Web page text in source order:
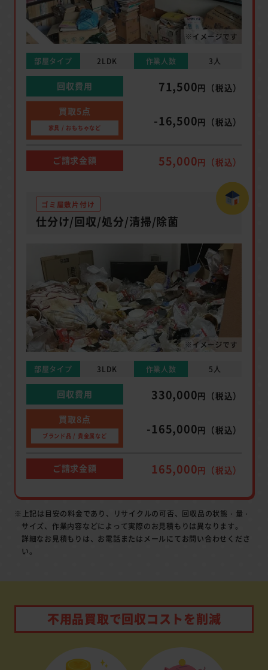
部屋タイプ 2LDK 作業人数 3人
回収費用 71,500円（税込）
買取5点
家具 / おもちゃなど -16,500円（税込）
ご請求金額 55,000円（税込）
ゴミ屋敷片付け
仕分け/回収/処分/清掃/除菌
部屋タイプ 3LDK 作業人数 5人
回収費用 330,000円（税込）
買取8点
ブランド品 / 貴金属など -165,000円（税込）
ご請求金額 165,000円（税込）
※上記は目安の料金であり、リサイクルの可否、回収品の状態・量・
サイズ、作業内容などによって実際のお見積もりは異なります。
詳細なお見積もりは、お電話またはメールにてお問い合わせくださ
い。
不用品買取で回収コストを削減